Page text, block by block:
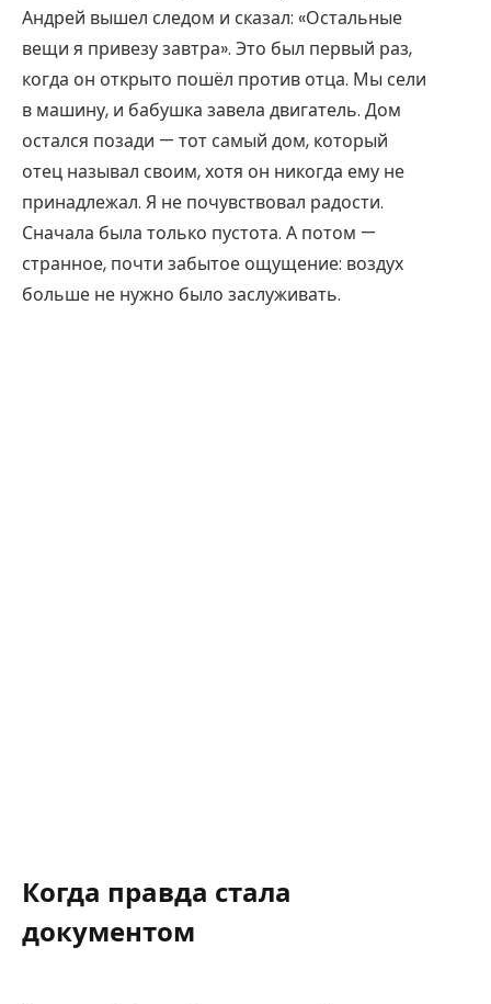
Андрей вышел следом и сказал: «Остальные
вещи я привезу завтра». Это был первый раз,
когда он открыто пошёл против отца. Мы сели
в машину, и бабушка завела двигатель. Дом
остался позади — тот самый дом, который
отец называл своим, хотя он никогда ему не
принадлежал. Я не почувствовал радости.
Сначала была только пустота. А потом —
странное, почти забытое ощущение: воздух
больше не нужно было заслуживать.
Когда правда стала
документом